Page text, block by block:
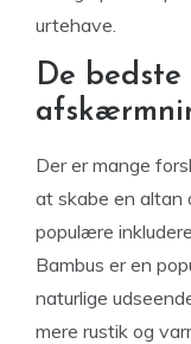
urtehave.
De
Der er mange
at skabe en altan
populære
Bambus er en
naturlige
mere rustik og